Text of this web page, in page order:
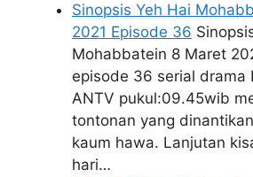
Sinopsis Yeh Hai
2021 Episode 36
Mohabbatein 8 Maret
episode 36 serial drama
ANTV pukul:09.45wib
tontonan yang
kaum hawa. Lanjutan
hari…